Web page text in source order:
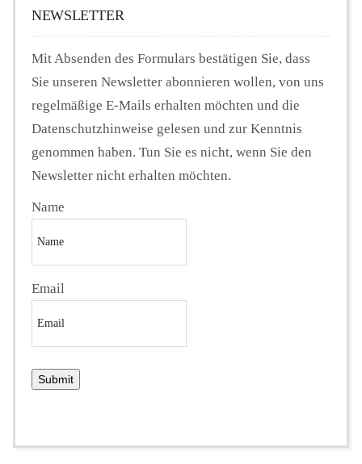
NEWSLETTER
Mit Absenden des Formulars bestätigen Sie, dass
Sie unseren Newsletter abonnieren wollen, von uns
regelmäßige E-Mails erhalten möchten und die
Datenschutzhinweise gelesen und zur Kenntnis
genommen haben. Tun Sie es nicht, wenn Sie den
Newsletter nicht erhalten möchten.
Name
Email